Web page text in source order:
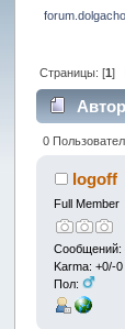
Страницы: [1]
Автор
0
logoff
Full Member
Сообщений:
Karma: +0/-0
Пол: